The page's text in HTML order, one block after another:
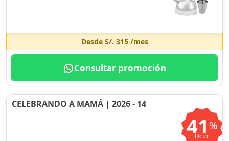
Desde S/. 315/mes
Consultar promoción
CELEBRANDO A MAMÁ | 2026 - 14
41 %
Dcto.